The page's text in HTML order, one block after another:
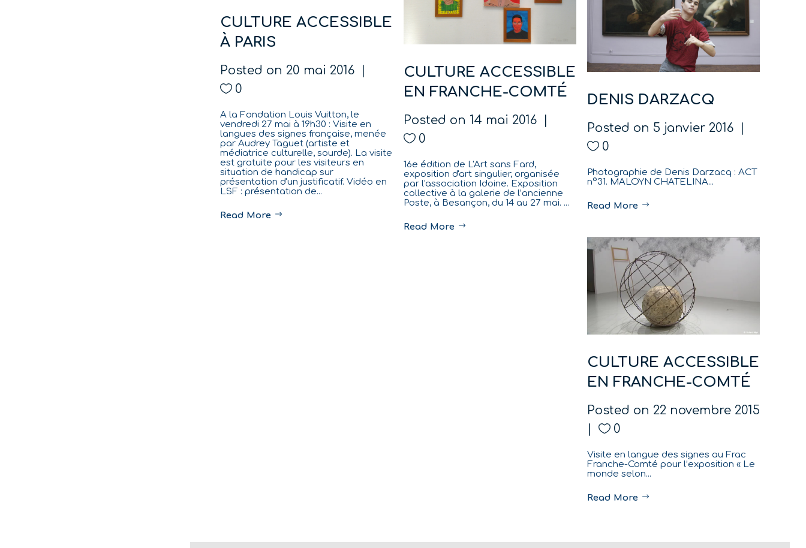
CULTURE ACCESSIBLE
À PARIS
Posted on 20 mai 2016
0
A la Fondation Louis Vuitton, le
vendredi 27 mai à 19h30 : Visite en
langues des signes française, menée
par Audrey Taguet (artiste et
médiatrice culturelle, sourde). La visite
est gratuite pour les visiteurs en
situation de handicap sur
présentation d'un justificatif. Vidéo en
LSF : présentation de...
Read More
CULTURE ACCESSIBLE
EN FRANCHE-COMTÉ
Posted on 14 mai 2016
0
16e édition de L'Art sans Fard,
exposition d'art singulier, organisée
par l'association Idoine. Exposition
collective à la galerie de l’ancienne
Poste, à Besançon, du 14 au 27 mai. ...
Read More
DENIS DARZACQ
Posted on 5 janvier 2016
0
Photographie de Denis Darzacq : ACT
n°31. MALOYN CHATELINA...
Read More
CULTURE ACCESSIBLE
EN FRANCHE-COMTÉ
Posted on 22 novembre 2015
0
Visite en langue des signes au Frac
Franche-Comté pour l’exposition « Le
monde selon...
Read More